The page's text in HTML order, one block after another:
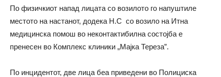
По физичкиот напад лицата со возилото го напуштиле
местото на настанот, додека Н.С со возило на Итна
медицинска помош во неконтактибилна состојба е
пренесен во Комплекс клиники „Мајка Тереза”.
По инцидентот, две лица беа приведени во Полициска